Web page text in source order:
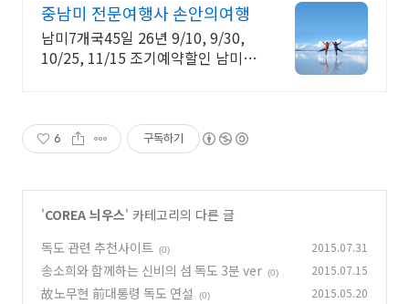
중남미 전문여행사 손안의여행
남미7개국45일 26년 9/10, 9/30,
10/25, 11/15 조기예약할인 남미 7
6 구독하기
'COREA 늬우스' 카테고리의 다른 글
독도 관련 추천사이트
(0) 2015.07.31
송소희와 함께하는 신비의 섬 독도 3분 ver (0) 2015.07.15
故노무현 前대통령 독도 연설 (0) 2015.05.20